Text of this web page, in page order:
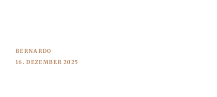
BERNARDO
16. DEZEMBER 2025